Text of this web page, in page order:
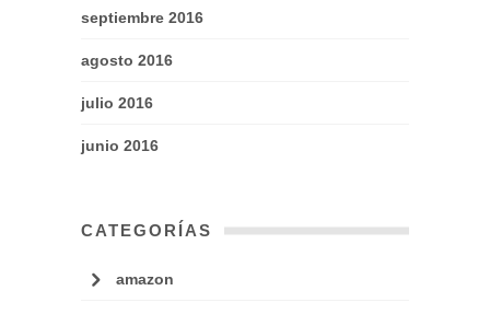
septiembre 2016
agosto 2016
julio 2016
junio 2016
CATEGORÍAS
amazon